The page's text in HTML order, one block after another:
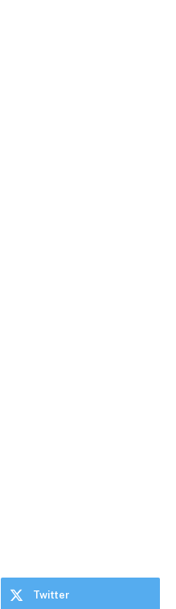
Twitter